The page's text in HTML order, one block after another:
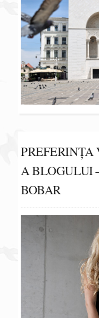
A BLOGULUI
BOBAR